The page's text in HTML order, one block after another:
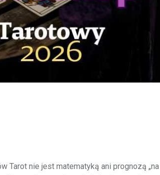
Tarot nie jest matematyką ani prognozą